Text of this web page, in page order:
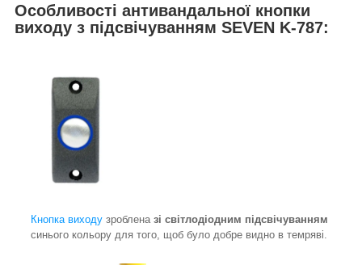
Особливості антивандальної кнопки
виходу з підсвічуванням SEVEN K-787:
Кнопка виходу зроблена зі світлодіодним підсвічуванням
синього кольору для того, щоб було добре видно в темряві.